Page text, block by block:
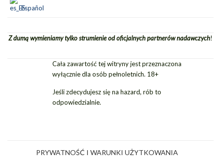
Español
Z dumą wymieniamy tylko strumienie od oficjalnych partnerów nadawczych!
Cała zawartość tej witryny jest przeznaczona
wyłącznie dla osób pełnoletnich. 18+
Jeśli zdecydujesz się na hazard, rób to
odpowiedzialnie.
PRYWATNOŚĆ I WARUNKI UŻYTKOWANIA